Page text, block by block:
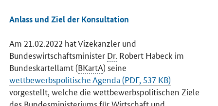
Anlass und Ziel der Konsultation
Am 21.02.2022 hat Vizekanzler und
Bundeswirtschaftsminister Dr. Robert Habeck im
Bundeskartellamt (BKartA) seine
wettbewerbspolitische Agenda (PDF, 537 KB)
vorgestellt, welche die wettbewerbspolitischen Ziele